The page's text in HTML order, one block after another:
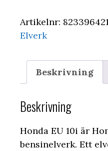
Artikelnr:
Elverk
Beskrivning
Beskrivning
Honda EU 10i är
bensinelverk. Ett